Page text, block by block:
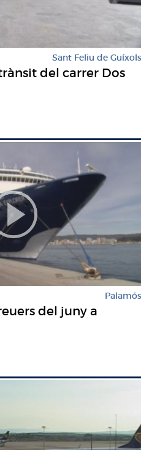
Sant Feliu de Guíxols
del carrer Dos
Palamós
del juny a